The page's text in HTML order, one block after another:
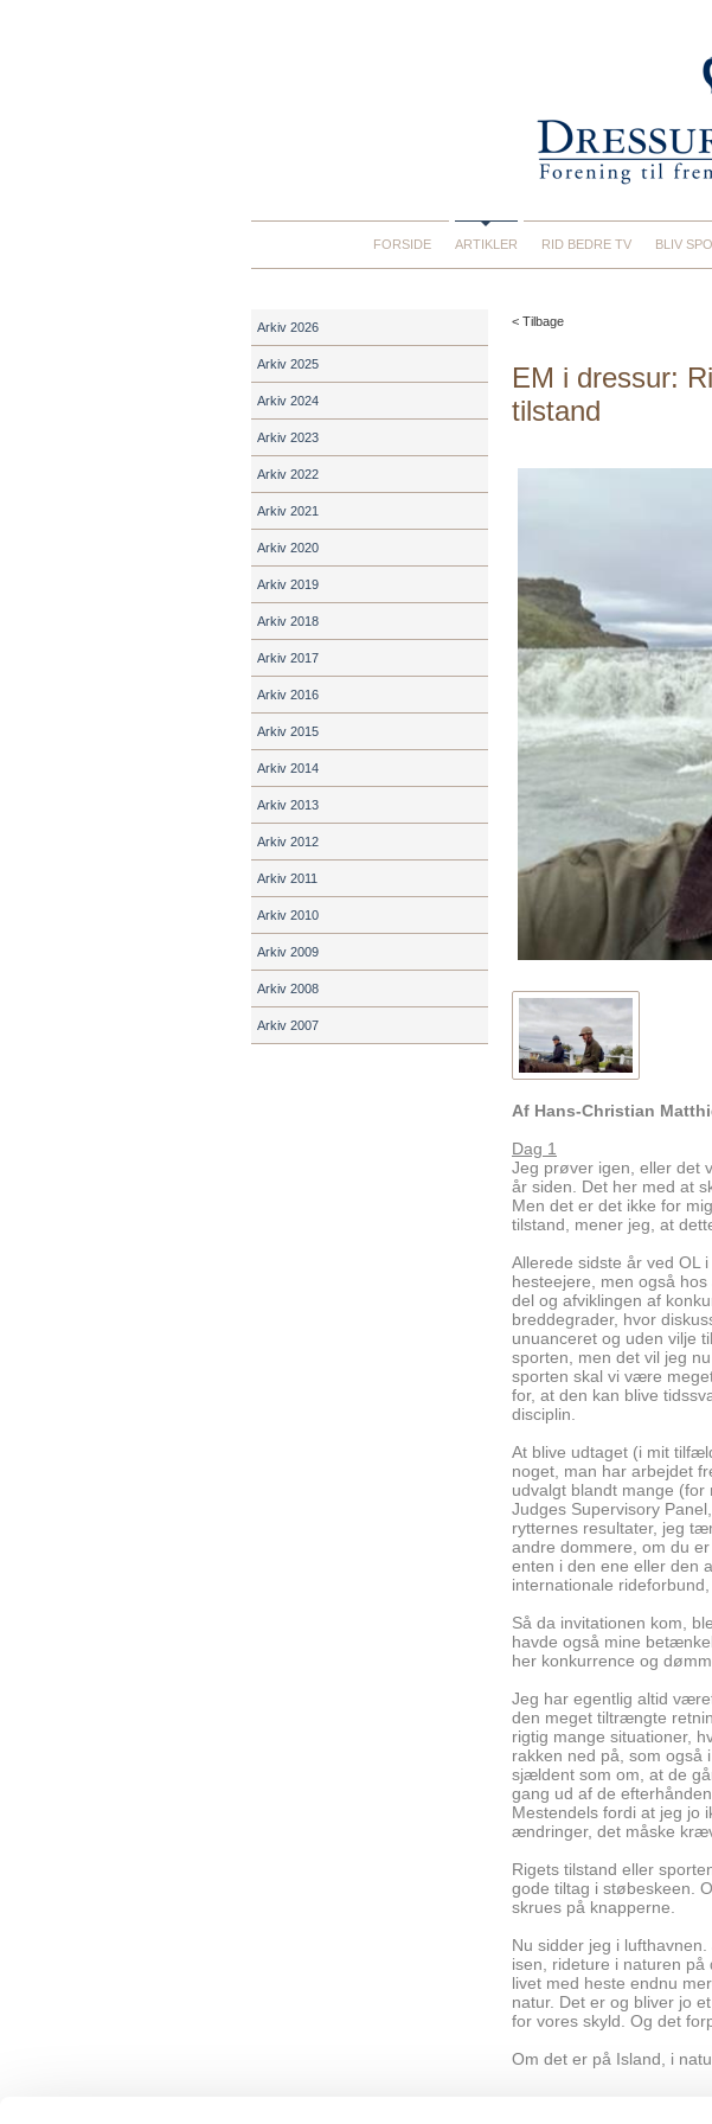
FORSIDE ARTIKLER RID BEDRE TV BLIV
Arkiv 2026
Arkiv 2025
Arkiv 2024
Arkiv 2023
Arkiv 2022
Arkiv 2021
Arkiv 2020
Arkiv 2019
Arkiv 2018
Arkiv 2017
Arkiv 2016
Arkiv 2015
Arkiv 2014
Arkiv 2013
Arkiv 2012
Arkiv 2011
Arkiv 2010
Arkiv 2009
Arkiv 2008
Arkiv 2007
< Tilbage
EM i dressur:
tilstand
Af Hans-Christian
Dag 1
Jeg prøver igen, eller det
år siden. Det her med at
Men det er det ikke for
tilstand, mener jeg, at
Allerede sidste år ved OL
hesteejere, men også
del og afviklingen af
breddegrader, hvor
unuanceret og uden vilje
sporten, men det vil jeg
sporten skal vi være
for, at den kan blive
disciplin.
At blive udtaget (i mit
noget, man har arbejdet
udvalgt blandt mange
Judges Supervisory
rytternes resultater, jeg
andre dommere, om du
enten i den ene eller den
internationale
Så da invitationen kom,
havde også mine
her konkurrence og
Jeg har egentlig altid
den meget tiltrængte
rigtig mange situationer,
rakken ned på, som
sjældent som om, at de
gang ud af de
Mestendels fordi at jeg jo
ændringer, det måske
Rigets tilstand eller
gode tiltag i støbeskeen.
skrues på knapperne.
Nu sidder jeg i
isen, rideture i naturen
livet med heste endnu
natur. Det er og bliver jo
for vores skyld. Og det
Om det er på Island, i